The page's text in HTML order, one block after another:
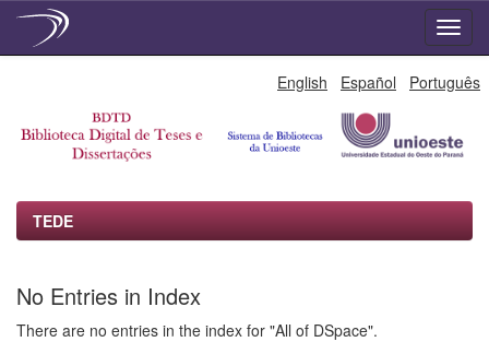
English Español Português
TEDE
No Entries in Index
There are no entries in the index for "All of DSpace".